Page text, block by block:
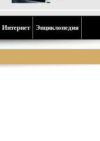
Интернет Энциклопедия